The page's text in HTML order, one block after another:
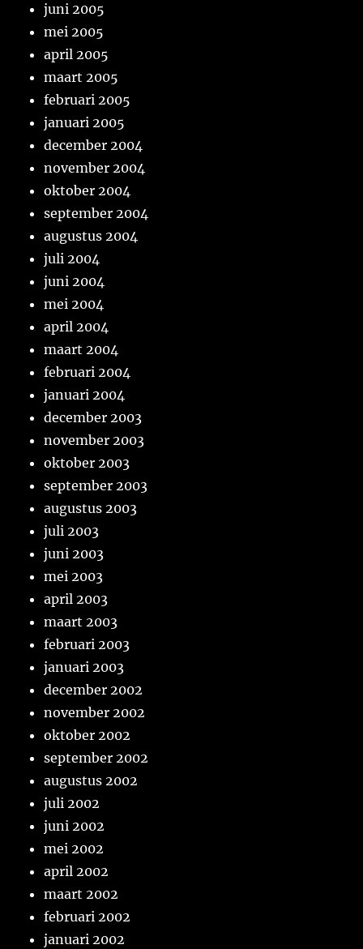
juni 2005
mei 2005
april 2005
maart 2005
februari 2005
januari 2005
december 2004
november 2004
oktober 2004
september 2004
augustus 2004
juli 2004
juni 2004
mei 2004
april 2004
maart 2004
februari 2004
januari 2004
december 2003
november 2003
oktober 2003
september 2003
augustus 2003
juli 2003
juni 2003
mei 2003
april 2003
maart 2003
februari 2003
januari 2003
december 2002
november 2002
oktober 2002
september 2002
augustus 2002
juli 2002
juni 2002
mei 2002
april 2002
maart 2002
februari 2002
januari 2002